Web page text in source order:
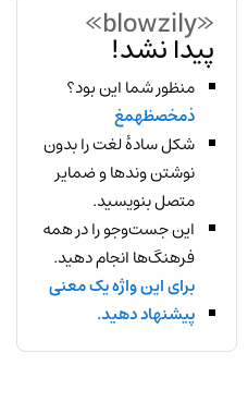
«blowzily»
پیدا نشد!
منظور شما این بود؟
ذمخصظهمغ
شکل سادهٔ لغت را بدون
نوشتن وندها و ضمایر
متصل بنویسید.
این جست‌وجو را در همه
فرهنگ‌ها انجام دهید.
برای این واژه یک معنی
پیشنهاد دهید.